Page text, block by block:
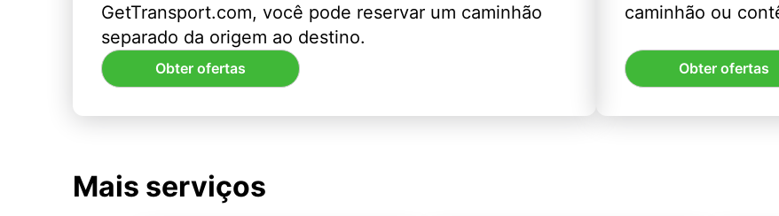
GetTransport.com, você pode reservar um caminhão
separado da origem ao destino.
Obter ofertas
caminhão ou
Obter ofertas
Mais serviços